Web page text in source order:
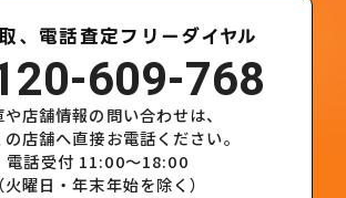
、電話査定フリーダイヤル
609-768
店舗情報の問い合わせは、
店舗へ直接お電話ください。
電話受付 11:00～18:00
（火曜日・年末年始を除く）